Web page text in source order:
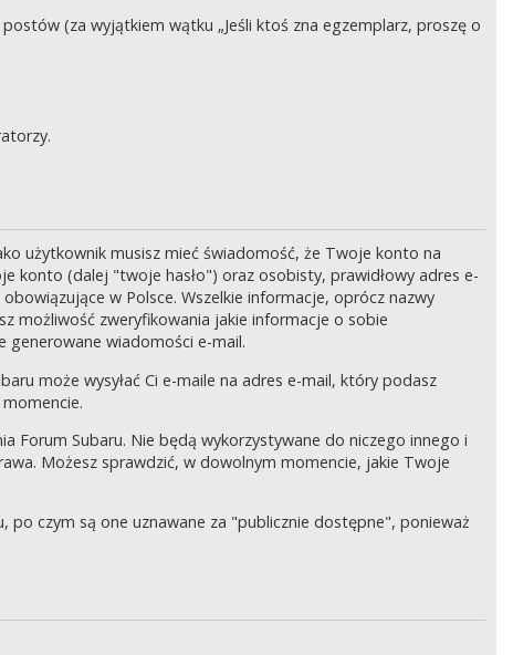
(za wyjątkiem wątku „Jeśli ktoś zna egzemplarz, proszę o
użytkownik musisz mieć świadomość, że Twoje konto na
konto (dalej "twoje hasło") oraz osobisty, prawidłowy adres e-
w Polsce. Wszelkie informacje, oprócz nazwy
możliwość zweryfikowania jakie informacje o sobie
generowane wiadomości e-mail.
może wysyłać Ci e-maile na adres e-mail, który podasz
Forum Subaru. Nie będą wykorzystywane do niczego innego i
Możesz sprawdzić, w dowolnym momencie, jakie Twoje
czym są one uznawane za "publicznie dostępne", ponieważ